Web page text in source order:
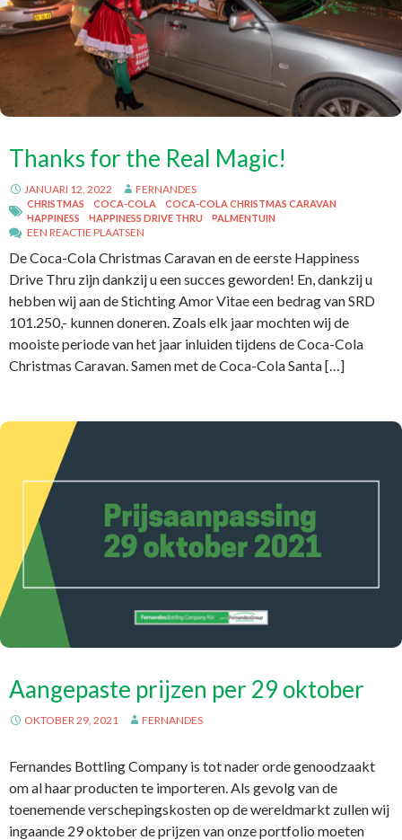
Thanks for the Real Magic!
JANUARI 12, 2022 FERNANDES
CHRISTMAS COCA-COLA
COCA-COLA CHRISTMAS CARAVAN
HAPPINESS
HAPPINESS DRIVE THRU PALMENTUIN
EEN REACTIE PLAATSEN
De Coca-Cola Christmas Caravan en de eerste Happiness
Drive Thru zijn dankzij u een succes geworden! En, dankzij u
hebben wij aan de Stichting Amor Vitae een bedrag van SRD
101.250,- kunnen doneren. Zoals elk jaar mochten wij de
mooiste periode van het jaar inluiden tijdens de Coca-Cola
Christmas Caravan. Samen met de Coca-Cola Santa […]
Aangepaste prijzen per 29 oktober
OKTOBER 29, 2021 FERNANDES
Fernandes Bottling Company is tot nader orde genoodzaakt
om al haar producten te importeren. Als gevolg van de
toenemende verschepingskosten op de wereldmarkt zullen wij
ingaande 29 oktober de prijzen van onze portfolio moeten